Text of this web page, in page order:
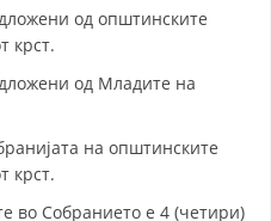
И РАЗВОЈ
од општинските
крст.
од Младите на
на општинските
крст.
во Собранието е 4 (четири)